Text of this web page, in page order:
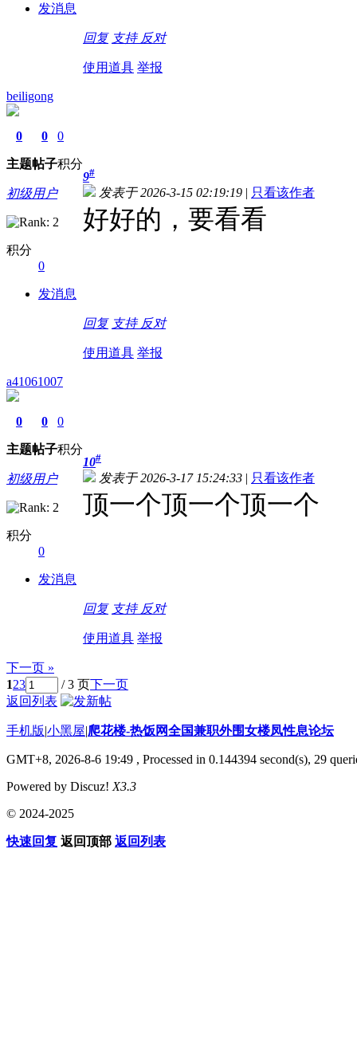
发消息
回复 支持 反对
使用道具 举报
beiligong
0
主题
0
帖子
0
积分
初级用户
积分
0
发消息
9#
发表于 2026-3-15 02:19:19 | 只看该作者
好好的，要看看
回复 支持 反对
使用道具 举报
a41061007
0
主题
0
帖子
0
积分
初级用户
积分
0
发消息
10#
发表于 2026-3-17 15:24:33 | 只看该作者
顶一个顶一个顶一个
回复 支持 反对
使用道具 举报
下一页 »
123 / 3 页下一页
返回列表
手机版|小黑屋|爬花楼-热饭网全国兼职外围女楼凤性息论坛
GMT+8, 2026-8-6 19:49 , Processed in 0.144394 second(s), 29
Powered by Discuz! X3.3
© 2024-2025
快速回复 返回顶部 返回列表